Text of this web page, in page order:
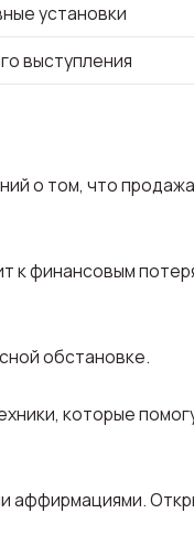
установки
выступления
о том, что
к финансовым
обстановке.
которые
аффирмациями.